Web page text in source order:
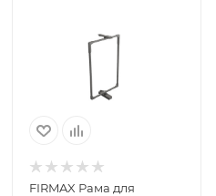
FIRMAX Рама для